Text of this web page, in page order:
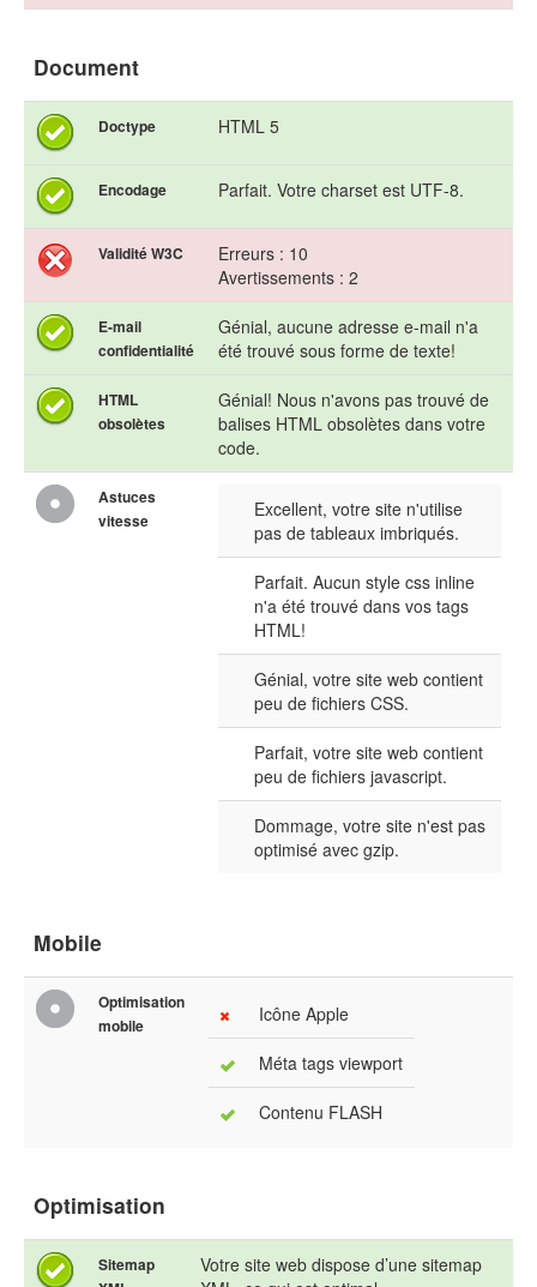
Document
Doctype HTML 5
Encodage Parfait. Votre charset est UTF-8.
Validité W3C
Erreurs : 10
Avertissements : 2
E-mail
confidentialité
Génial, aucune adresse e-mail n'a
été trouvé sous forme de texte!
HTML
obsolètes
Génial! Nous n'avons pas trouvé de
balises HTML obsolètes dans votre
code.
Astuces
vitesse
Excellent, votre site n'utilise
pas de tableaux imbriqués.
Parfait. Aucun style css inline
n'a été trouvé dans vos tags
HTML!
Génial, votre site web contient
peu de fichiers CSS.
Parfait, votre site web contient
peu de fichiers javascript.
Dommage, votre site n'est pas
optimisé avec gzip.
Mobile
Optimisation
mobile
Icône Apple
Méta tags viewport
Contenu FLASH
Optimisation
Sitemap
Votre site web dispose d’une sitemap